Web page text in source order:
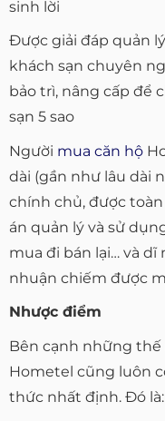
sinh lời
Được giải đáp quản
khách sạn chuyên
bảo trì, nâng cấp để
sạn 5 sao
Người mua căn hộ
dài (gần như lâu dài
chính chủ, được
án quản lý và sử
mua đi bán lại… và
nhuận chiếm được
Nhược điểm
Bên cạnh những
Hometel cũng luôn
thức nhất định. Đó là: